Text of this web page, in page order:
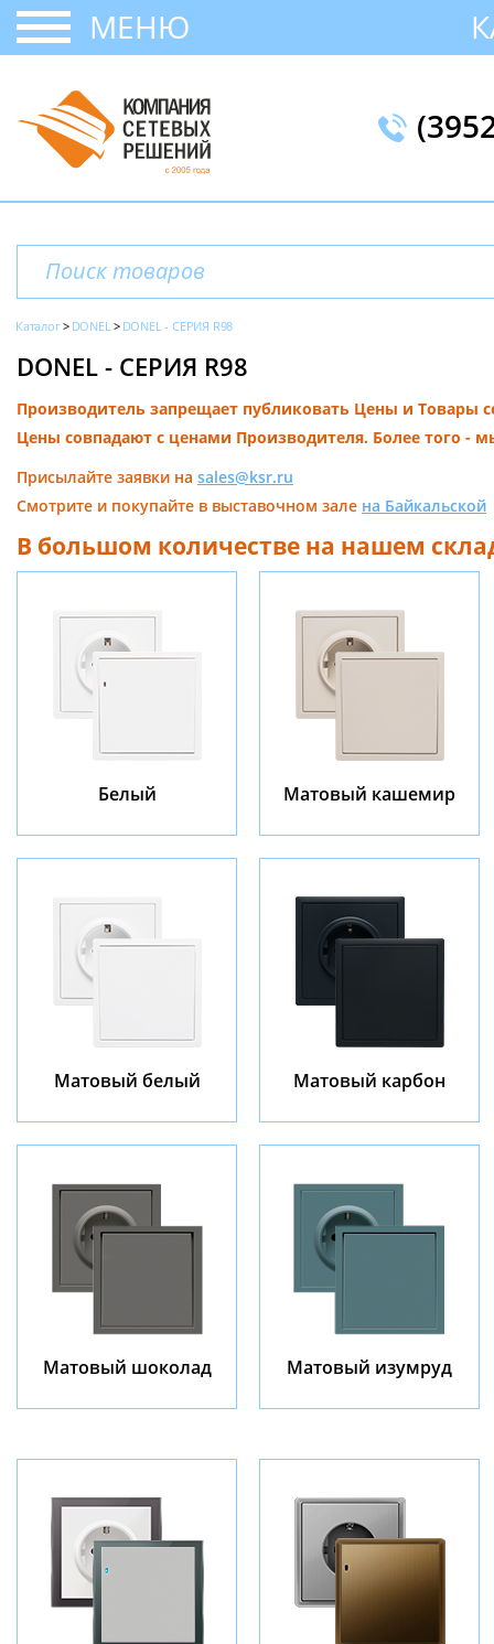
МЕНЮ
Каталог DONEL DONEL - СЕРИЯ R98
DONEL - СЕРИЯ R98
Производитель запрещает публиковать Цены и Товары
Цены совпадают с ценами Производителя. Более того -
Присылайте заявки на sales@ksr.ru
Смотрите и покупайте в выставочном зале на Байкальской
В большом количестве на нашем
Белый Матовый кашемир
Матовый белый Матовый карбон
Матовый шоколад Матовый изумруд